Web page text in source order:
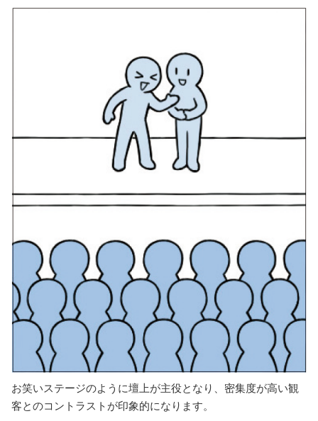
お笑いステージのように壇上が主役となり、密集度が高い観
客とのコントラストが印象的になります。